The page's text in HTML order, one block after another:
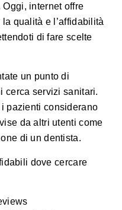
internet offre
qualità e l’affidabilità
di fare scelte
un punto di
cerca servizi sanitari.
i pazienti considerano
da altri utenti come
di un dentista.
dove cercare